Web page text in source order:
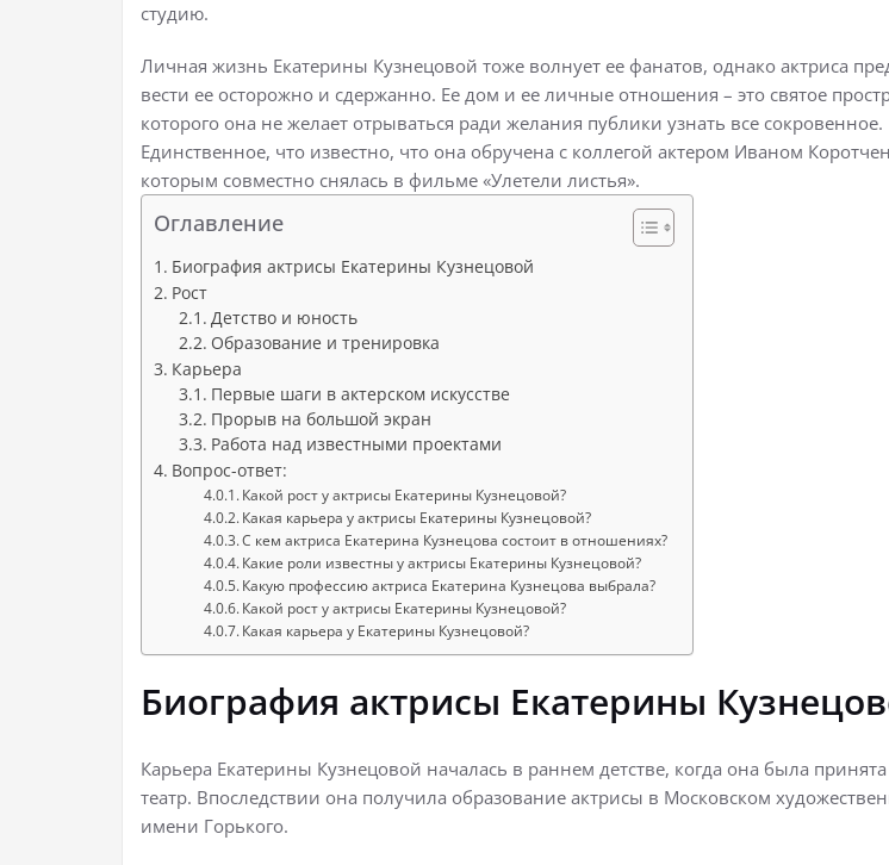
студию.
Личная жизнь Екатерины Кузнецовой тоже волнует ее фанатов, однако актриса
вести ее осторожно и сдержанно. Ее дом и ее личные отношения – это святое
которого она не желает отрываться ради желания публики узнать все сокровенное.
Единственное, что известно, что она обручена с коллегой актером Иваном
которым совместно снялась в фильме «Улетели листья».
Оглавление
Биография актрисы Екатерины Кузнецовой
Рост
Детство и юность
Образование и тренировка
Карьера
Первые шаги в актерском искусстве
Прорыв на большой экран
Работа над известными проектами
Вопрос-ответ:
Какой рост у актрисы Екатерины Кузнецовой?
Какая карьера у актрисы Екатерины Кузнецовой?
С кем актриса Екатерина Кузнецова состоит в отношениях?
Какие роли известны у актрисы Екатерины Кузнецовой?
Какую профессию актриса Екатерина Кузнецова выбрала?
Какой рост у актрисы Екатерины Кузнецовой?
Какая карьера у Екатерины Кузнецовой?
Биография актрисы Екатерины
Карьера Екатерины Кузнецовой началась в раннем детстве, когда она была
театр. Впоследствии она получила образование актрисы в Московском
имени Горького.